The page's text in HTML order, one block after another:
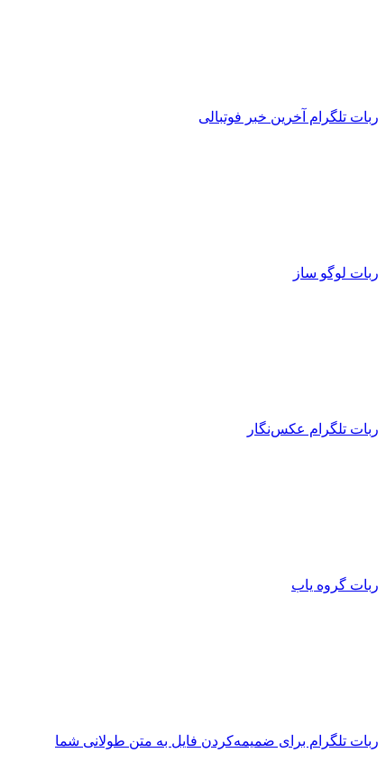
ربات تلگرام آخرین خبر فوتبالی
ربات لوگو ساز
ربات تلگرام عکس‌نگار
ربات گروه یاب
ربات تلگرام برای ضمیمه‌کردن فایل به متن طولانی شما